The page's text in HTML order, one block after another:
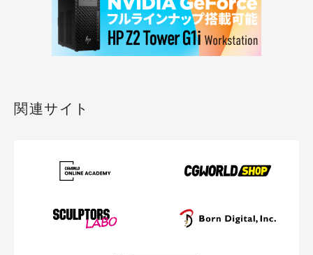
関連サイト